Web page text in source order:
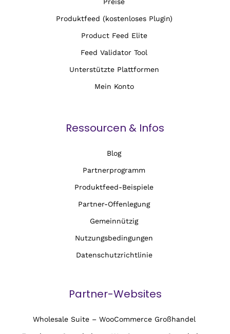
Produktfeed (kostenloses Plugin)
Product Feed Elite
Feed Validator Tool
Unterstützte Plattformen
Mein Konto
Ressourcen & Infos
Blog
Partnerprogramm
Produktfeed-Beispiele
Partner-Offenlegung
Gemeinnützig
Nutzungsbedingungen
Datenschutzrichtlinie
Partner-Websites
Wholesale Suite – WooCommerce Großhandel